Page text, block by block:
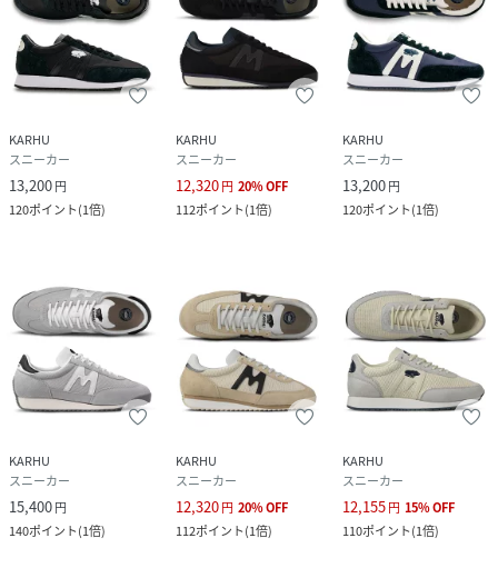
KARHU
スニーカー
13,200円
120ポイント(1倍)
KARHU
スニーカー
12,320円 20%OFF
112ポイント(1倍)
KARHU
スニーカー
13,200円
120ポイント(1倍)
KARHU
スニーカー
15,400円
140ポイント(1倍)
KARHU
スニーカー
12,320円 20%OFF
112ポイント(1倍)
KARHU
スニーカー
12,155円 15%OFF
110ポイント(1倍)